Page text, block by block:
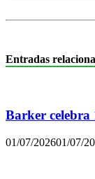
Entradas
Barker celebra
01/07/202601/07/